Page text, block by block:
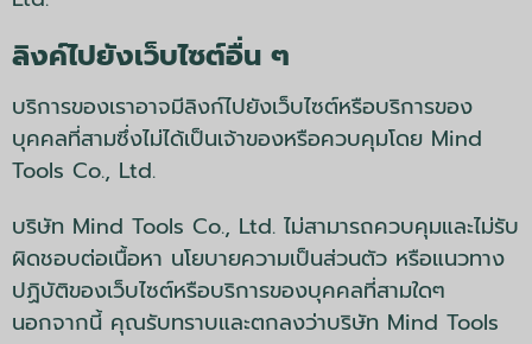
ลิงค์ไปยังเว็บไซต์อื่น ๆ
บริการของเราอาจมีลิงก์ไปยังเว็บไซต์หรือบริการของ
บุคคลที่สามซึ่งไม่ได้เป็นเจ้าของหรือควบคุมโดย Mind
Tools Co., Ltd.
บริษัท Mind Tools Co., Ltd. ไม่สามารถควบคุมและไม่รับ
ผิดชอบต่อเนื้อหา นโยบายความเป็นส่วนตัว หรือแนวทาง
ปฏิบัติของเว็บไซต์หรือบริการของบุคคลที่สามใดๆ
นอกจากนี้ คุณรับทราบและตกลงว่าบริษัท Mind Tools